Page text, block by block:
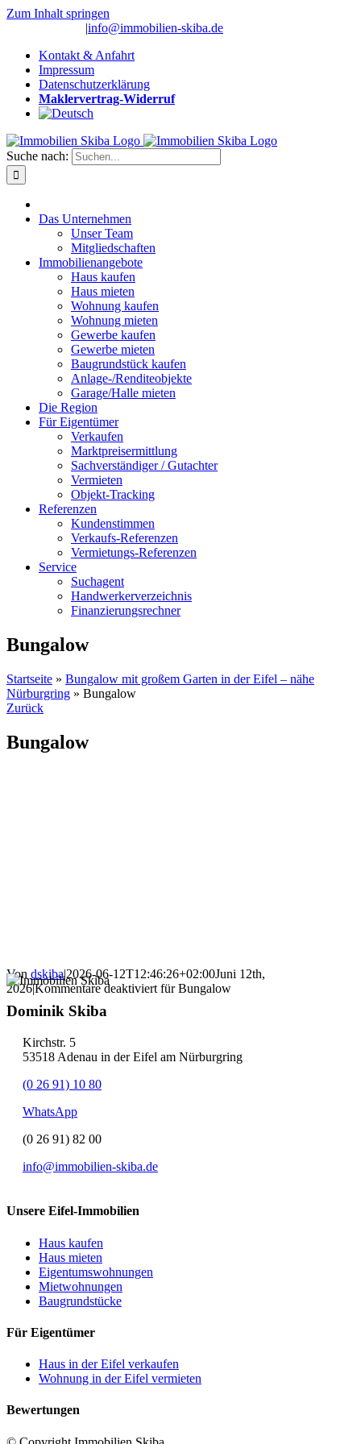
Zum Inhalt springen
|info@immobilien-skiba.de
Kontakt & Anfahrt
Impressum
Datenschutzerklärung
Maklervertrag-Widerruf
Suche nach:
Das Unternehmen
Unser Team
Mitgliedschaften
Immobilienangebote
Haus kaufen
Haus mieten
Wohnung kaufen
Wohnung mieten
Gewerbe kaufen
Gewerbe mieten
Baugrundstück kaufen
Anlage-/Renditeobjekte
Garage/Halle mieten
Die Region
Für Eigentümer
Verkaufen
Marktpreisermittlung
Sachverständiger / Gutachter
Vermieten
Objekt-Tracking
Referenzen
Kundenstimmen
Verkaufs-Referenzen
Vermietungs-Referenzen
Service
Suchagent
Handwerkerverzeichnis
Finanzierungsrechner
Bungalow
Startseite » Bungalow mit großem Garten in der Eifel – nähe
Nürburgring » Bungalow
Zurück
Bungalow
Von dskiba|2026-06-12T12:46:26+02:00Juni 12th,
2026|Kommentare deaktiviert für Bungalow
Dominik Skiba
Kirchstr. 5
53518 Adenau in der Eifel am Nürburgring
(0 26 91) 10 80
WhatsApp
(0 26 91) 82 00
info@immobilien-skiba.de
Unsere Eifel-Immobilien
Haus kaufen
Haus mieten
Eigentumswohnungen
Mietwohnungen
Baugrundstücke
Für Eigentümer
Haus in der Eifel verkaufen
Wohnung in der Eifel vermieten
Bewertungen